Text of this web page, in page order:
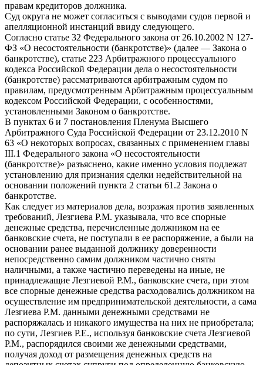
правам кредиторов должника.
Суд округа не может согласиться с выводами судов первой и
апелляционной инстанций ввиду следующего.
Согласно статье 32 Федерального закона от 26.10.2002 N 127-
ФЗ «О несостоятельности (банкротстве)» (далее — Закона о
банкротстве), статье 223 Арбитражного процессуального
кодекса Российской Федерации дела о несостоятельности
(банкротстве) рассматриваются арбитражным судом по
правилам, предусмотренным Арбитражным процессуальным
кодексом Российской Федерации, с особенностями,
установленными Законом о банкротстве.
В пунктах 6 и 7 постановления Пленума Высшего
Арбитражного Суда Российской Федерации от 23.12.2010 N
63 «О некоторых вопросах, связанных с применением главы
III.1 Федерального закона «О несостоятельности
(банкротстве)» разъяснено, какие именно условия подлежат
установлению для признания сделки недействительной на
основании положений пункта 2 статьи 61.2 Закона о
банкротстве.
Как следует из материалов дела, возражая против заявленных
требований, Лезгиева Р.М. указывала, что все спорные
денежные средства, перечисленные должником на ее
банковские счета, не поступали в ее распоряжение, а были на
основании ранее выданной должнику доверенности
непосредственно самим должником частично сняты
наличными, а также частично переведены на иные, не
принадлежащие Лезгиевой Р.М., банковские счета, при этом
все спорные денежные средства расходовались должником на
осуществление им предпринимательской деятельности, а сама
Лезгиева Р.М. данными денежными средствами не
распоряжалась и никакого имущества на них не приобретала;
по сути, Лезгиев Р.Е., используя банковские счета Лезгиевой
Р.М., распорядился своими же денежными средствами,
получая доход от размещения денежных средств на